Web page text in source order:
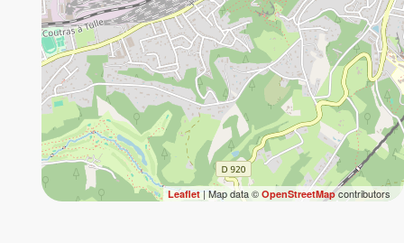
Leaflet| Map data © OpenStreetMapcontributors